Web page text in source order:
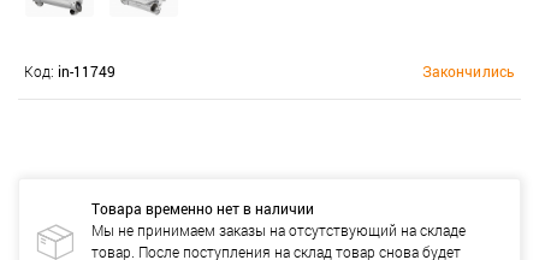
Код: in-11749 Закончились
Товара временно нет в наличии
Мы не принимаем заказы на отсутствующий на складе
товар. После поступления на склад товар снова будет